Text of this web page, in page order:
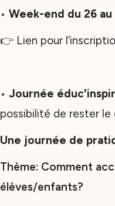
• Week-end du 26
👉 Lien pour
• Journée
possibilité de rester le
Une journée de
Thème: Comment
élèves/enfants?